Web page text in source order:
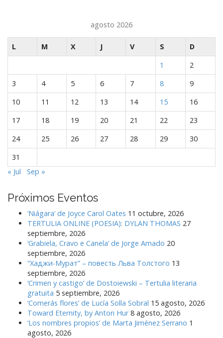
e
n
a
d
a
s
agosto 2026
L M X J V S
D
1
2
3
4 5 6 7 8
9
10
11 12 13 14 15
16
17
18 19 20 21 22
23
24
25 26 27 28 29
30
31
« Jul
Sep »
Próximos Eventos
‘Niágara’ de Joyce Carol Oates 11 octubre, 2026
TERTULIA ONLINE (POESIA): DYLAN THOMAS 27
septiembre, 2026
‘Grabiela, Cravo e Canela’ de Jorge Amado 20
septiembre, 2026
“Хаджи-Мурат” – повесть Льва Толстого 13
septiembre, 2026
‘Crimen y castigo’ de Dostoiewski – Tertulia literaria
gratuita 5 septiembre, 2026
‘Comerás flores’ de Lucía Solla Sobral 15 agosto, 2026
Toward Eternity, by Anton Hur 8 agosto, 2026
‘Los nombres propios’ de Marta Jiménez Serrano 1
agosto, 2026